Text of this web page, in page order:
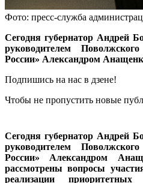
Фото: пресс-служба
Сегодня губернатор Андрей
руководителем
России» Александром
Подпишись на нас в дзене!
Чтобы не пропустить новые
Сегодня губернатор Андрей
руководителем
России» Александром
рассмотрены вопросы
реализации